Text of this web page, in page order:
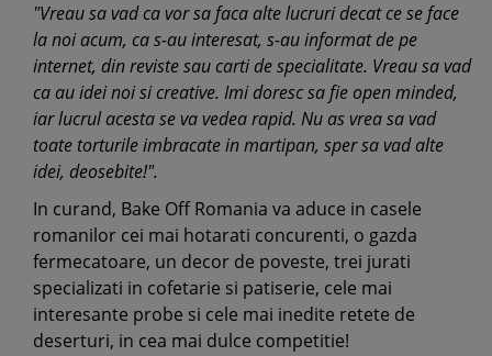
"Vreau sa vad ca vor sa faca alte lucruri decat ce se face
la noi acum, ca s-au interesat, s-au informat de pe
internet, din reviste sau carti de specialitate. Vreau sa vad
ca au idei noi si creative. Imi doresc sa fie open minded,
iar lucrul acesta se va vedea rapid. Nu as vrea sa vad
toate torturile imbracate in martipan, sper sa vad alte
idei, deosebite!".
In curand, Bake Off Romania va aduce in casele
romanilor cei mai hotarati concurenti, o gazda
fermecatoare, un decor de poveste, trei jurati
specializati in cofetarie si patiserie, cele mai
interesante probe si cele mai inedite retete de
deserturi, in cea mai dulce competitie!